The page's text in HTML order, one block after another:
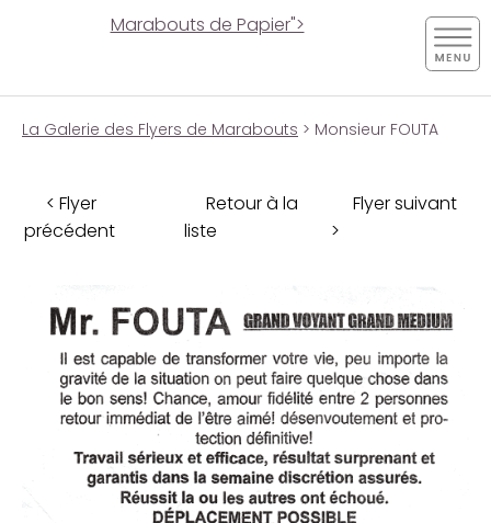
Marabouts de Papier">
La Galerie des Flyers de Marabouts > Monsieur FOUTA
< Flyer
précédent
Retour à la
liste
Flyer suivant
>